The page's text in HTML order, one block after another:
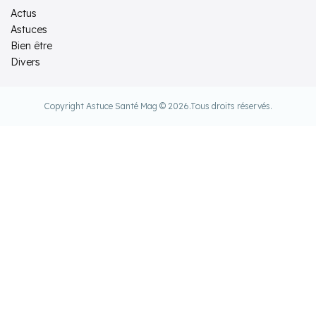
Actus
Astuces
Bien être
Divers
Copyright Astuce Santé Mag © 2026.Tous droits réservés.